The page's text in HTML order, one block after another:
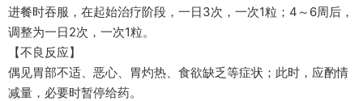
进餐时吞服，在起始治疗阶段，一日3次，一次1粒；4～6周后，
调整为一日2次，一次1粒。
【不良反应】
偶见胃部不适、恶心、胃灼热、食欲缺乏等症状；此时，应酌情
减量，必要时暂停给药。